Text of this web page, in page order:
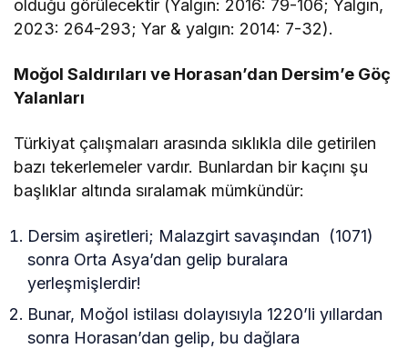
olduğu görülecektir (Yalgın: 2016: 79-106; Yalgın,
2023: 264-293; Yar & yalgın: 2014: 7-32).
Moğol Saldırıları ve Horasan’dan Dersim’e Göç
Yalanları
Türkiyat çalışmaları arasında sıklıkla dile getirilen
bazı tekerlemeler vardır. Bunlardan bir kaçını şu
başlıklar altında sıralamak mümkündür:
Dersim aşiretleri; Malazgirt savaşından (1071)
sonra Orta Asya’dan gelip buralara
yerleşmişlerdir!
Bunar, Moğol istilası dolayısıyla 1220’li yıllardan
sonra Horasan’dan gelip, bu dağlara